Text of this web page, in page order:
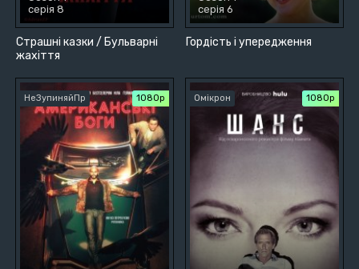
Страшні казки / Бульварні
жахіття
серія 8
Гордість і упередження
серія 6
НеЗупиняйПр 1080p Омікрон 1080p